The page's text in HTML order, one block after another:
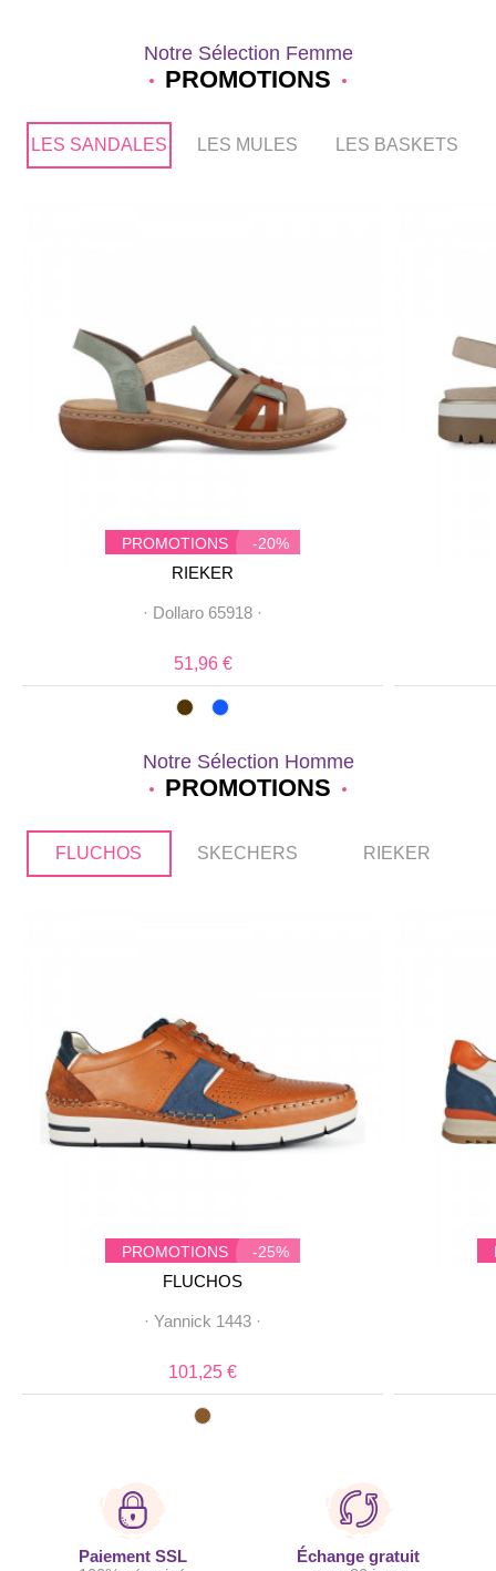
Notre Sélection Femme
PROMOTIONS
LES SANDALES LES MULES LES BASKETS
PROMOTIONS -20%
RIEKER
· Dollaro 65918 ·
51,96 €
Notre Sélection Homme
PROMOTIONS
FLUCHOS SKECHERS RIEKER
PROMOTIONS -25%
FLUCHOS
· Yannick 1443 ·
101,25 €
Paiement SSL
Échange gratuit